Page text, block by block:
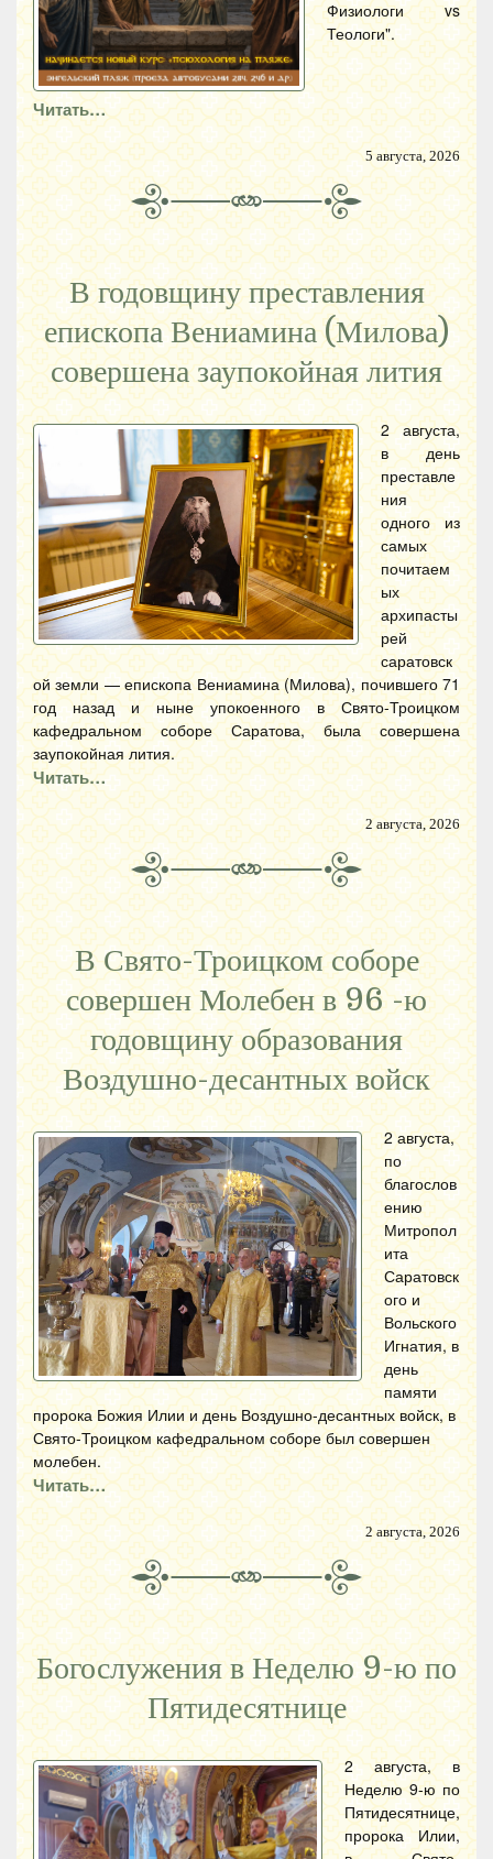
Физиологи vs
Теологи".
Читать…
5 августа, 2026
В годовщину преставления
епископа Вениамина (Милова)
совершена заупокойная лития
2 августа,
в день
преставле
ния
одного из
самых
почитаем
ых
архипасты
рей
саратовск
ой земли — епископа Вениамина (Милова), почившего 71
год назад и ныне упокоенного в Свято-Троицком
кафедральном соборе Саратова, была совершена
заупокойная лития.
Читать…
2 августа, 2026
В Свято-Троицком соборе
совершен Молебен в 96 -ю
годовщину образования
Воздушно-десантных войск
2 августа,
по
благослов
ению
Митропол
ита
Саратовск
ого и
Вольского
Игнатия, в
день
памяти
пророка Божия Илии и день Воздушно-десантных войск, в
Свято-Троицком кафедральном соборе был совершен
молебен.
Читать…
2 августа, 2026
Богослужения в Неделю 9-ю по
Пятидесятнице
2 августа, в
Неделю 9-ю по
Пятидесятнице,
пророка Илии,